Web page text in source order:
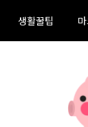
생활꿀팁